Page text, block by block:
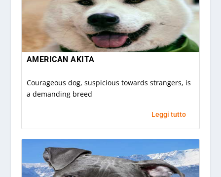
AMERICAN AKITA
Courageous dog, suspicious towards strangers, is
a demanding breed
Leggi tutto